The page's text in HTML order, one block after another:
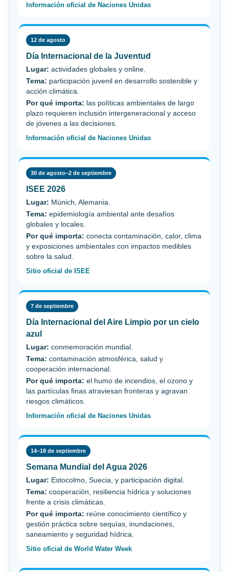
Información oficial de Naciones Unidas
12 de agosto
Día Internacional de la Juventud
Lugar: actividades globales y online.
Tema: participación juvenil en desarrollo sostenible y
acción climática.
Por qué importa: las políticas ambientales de largo
plazo requieren inclusión intergeneracional y acceso
de jóvenes a las decisiones.
Información oficial de Naciones Unidas
30 de agosto–2 de septiembre
ISEE 2026
Lugar: Múnich, Alemania.
Tema: epidemiología ambiental ante desafíos
globales y locales.
Por qué importa: conecta contaminación, calor, clima
y exposiciones ambientales con impactos medibles
sobre la salud.
Sitio oficial de ISEE
7 de septiembre
Día Internacional del Aire Limpio por un cielo
azul
Lugar: conmemoración mundial.
Tema: contaminación atmosférica, salud y
cooperación internacional.
Por qué importa: el humo de incendios, el ozono y
las partículas finas atraviesan fronteras y agravan
riesgos climáticos.
Información oficial de Naciones Unidas
14–18 de septiembre
Semana Mundial del Agua 2026
Lugar: Estocolmo, Suecia, y participación digital.
Tema: cooperación, resiliencia hídrica y soluciones
frente a crisis climáticas.
Por qué importa: reúne conocimiento científico y
gestión práctica sobre sequías, inundaciones,
saneamiento y seguridad hídrica.
Sitio oficial de World Water Week